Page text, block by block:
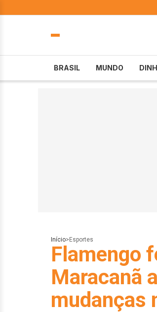
BRASIL MUNDO
Início> Esportes
Flamengo
Maracanã
mudanças